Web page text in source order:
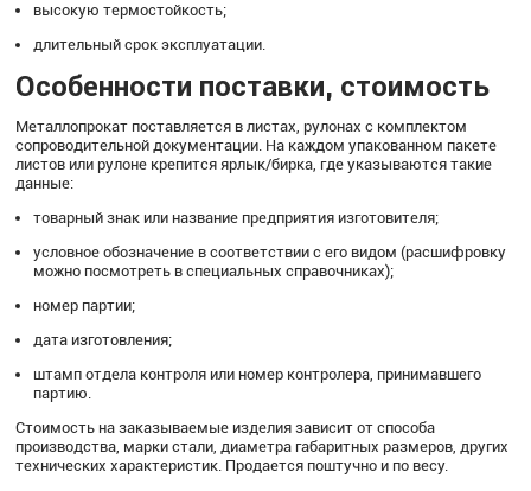
высокую термостойкость;
длительный срок эксплуатации.
Особенности поставки, стоимость
Металлопрокат поставляется в листах, рулонах с комплектом
сопроводительной документации. На каждом упакованном пакете
листов или рулоне крепится ярлык/бирка, где указываются такие
данные:
товарный знак или название предприятия изготовителя;
условное обозначение в соответствии с его видом (расшифровку
можно посмотреть в специальных справочниках);
номер партии;
дата изготовления;
штамп отдела контроля или номер контролера, принимавшего
партию.
Стоимость на заказываемые изделия зависит от способа
производства, марки стали, диаметра габаритных размеров, других
технических характеристик. Продается поштучно и по весу.